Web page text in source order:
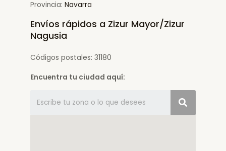
Provincia: Navarra
Envíos rápidos a Zizur Mayor/Zizur
Nagusia
Códigos postales: 31180
Encuentra tu ciudad aquí: